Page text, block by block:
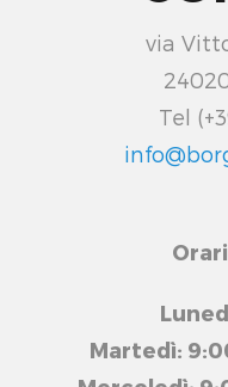
via
Tel
Martedì: